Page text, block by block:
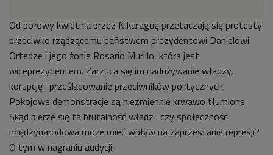
Od połowy kwietnia przez Nikaraguę przetaczają się protesty
przeciwko rządzącemu państwem prezydentowi Danielowi
Ortedze i jego żonie Rosario Murillo, która jest
wiceprezydentem. Zarzuca się im nadużywanie władzy,
korupcję i prześladowanie przeciwników politycznych.
Pokojowe demonstracje są niezmiennie krwawo tłumione.
Skąd bierze się ta brutalność władz i czy społeczność
międzynarodowa może mieć wpływ na zaprzestanie represji?
O tym w nagraniu audycji.